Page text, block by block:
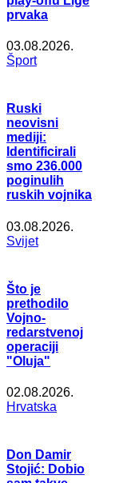
prvaka
03.08.2026.
Šport
Ruski
neovisni
mediji:
Identificirali
smo 236.000
poginulih
ruskih vojnika
03.08.2026.
Svijet
Što je
prethodilo
Vojno-
redarstvenoj
operaciji
"Oluja"
02.08.2026.
Hrvatska
Don Damir
Stojić: Dobio